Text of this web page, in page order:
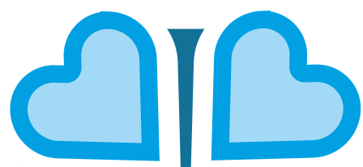
ВОЕННО-ПАТРИОТИЧЕСКОЕ
ВОСПИТАНИЕ МОЛОДЕЖИ В
ОТРАДНЕНСКОЙ ЕПАРХИИ: СПОРТ